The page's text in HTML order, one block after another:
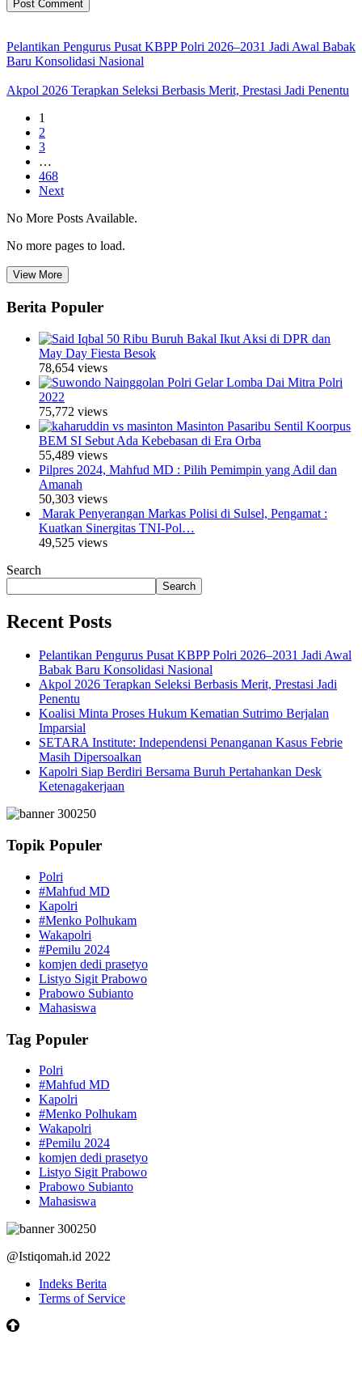
Pelantikan Pengurus Pusat KBPP Polri 2026–2031 Jadi Awal Babak
Baru Konsolidasi Nasional
Akpol 2026 Terapkan Seleksi Berbasis Merit, Prestasi Jadi Penentu
1
2
3
…
468
Next
No More Posts Available.
No more pages to load.
View More
Berita Populer
50 Ribu Buruh Bakal Ikut Aksi di DPR dan
May Day Fiesta Besok
78,654 views
Polri Gelar Lomba Dai Mitra Polri
2022
75,772 views
Masinton Pasaribu Sentil Koorpus
BEM SI Sebut Ada Kebebasan di Era Orba
55,489 views
Pilpres 2024, Mahfud MD : Pilih Pemimpin yang Adil dan
Amanah
50,303 views
Marak Penyerangan Markas Polisi di Sulsel, Pengamat :
Kuatkan Sinergitas TNI-Pol…
49,525 views
Search
Search
Recent Posts
Pelantikan Pengurus Pusat KBPP Polri 2026–2031 Jadi Awal
Babak Baru Konsolidasi Nasional
Akpol 2026 Terapkan Seleksi Berbasis Merit, Prestasi Jadi
Penentu
Koalisi Minta Proses Hukum Kematian Sutrimo Berjalan
Imparsial
SETARA Institute: Independensi Penanganan Kasus Febrie
Masih Dipersoalkan
Kapolri Siap Berdiri Bersama Buruh Pertahankan Desk
Ketenagakerjaan
Topik Populer
Polri
#Mahfud MD
Kapolri
#Menko Polhukam
Wakapolri
#Pemilu 2024
komjen dedi prasetyo
Listyo Sigit Prabowo
Prabowo Subianto
Mahasiswa
Tag Populer
Polri
#Mahfud MD
Kapolri
#Menko Polhukam
Wakapolri
#Pemilu 2024
komjen dedi prasetyo
Listyo Sigit Prabowo
Prabowo Subianto
Mahasiswa
@Istiqomah.id 2022
Indeks Berita
Terms of Service